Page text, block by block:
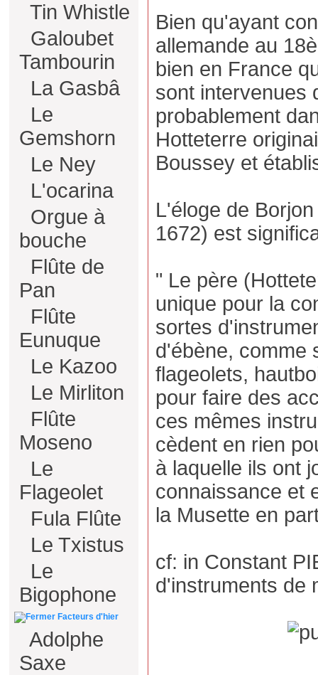
Tin Whistle
Galoubet
Tambourin
La Gasbâ
Le
Gemshorn
Le Ney
L'ocarina
Orgue à
bouche
Flûte de
Pan
Flûte
Eunuque
Le Kazoo
Le Mirliton
Flûte
Moseno
Le
Flageolet
Fula Flûte
Le Txistus
Le
Bigophone
Facteurs d'hier
Adolphe
Saxe
Bien qu'ayant
allemande au
bien en France
sont intervenues
probablement
Hotteterre
Boussey et
L'éloge de
1672) est
" Le père
unique pour la
sortes
d'ébène, comme
flageolets,
pour faire des
ces mêmes
cèdent en rien
à laquelle ils ont
connaissance et
la Musette en
cf: in Constant
d'instruments de